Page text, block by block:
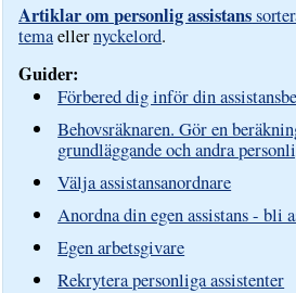
Artiklar om personlig assistans
temaellernyckelord.
Guider:
Förbered dig inför din
Behovsräknaren. Gör en
grundläggande och andra
Välja assistansanordnare
Anordna din egen assistans - bli
Egen arbetsgivare
Rekrytera personliga assistenter